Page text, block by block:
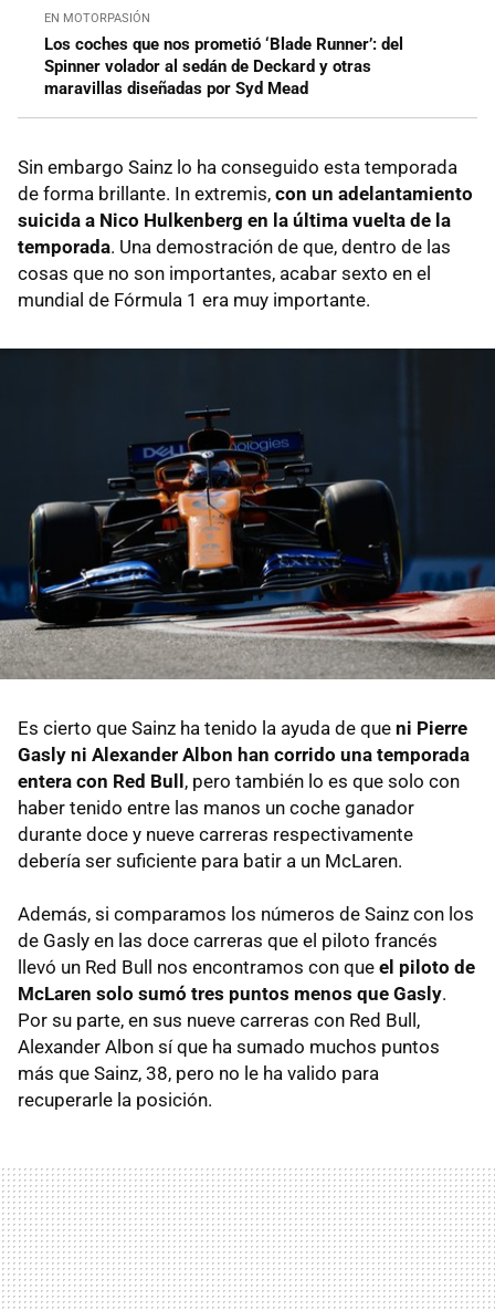
EN MOTORPASIÓN
Los coches que nos prometió ‘Blade Runner’: del
Spinner volador al sedán de Deckard y otras
maravillas diseñadas por Syd Mead
Sin embargo Sainz lo ha conseguido esta temporada
de forma brillante. In extremis, con un adelantamiento
suicida a Nico Hulkenberg en la última vuelta de la
temporada. Una demostración de que, dentro de las
cosas que no son importantes, acabar sexto en el
mundial de Fórmula 1 era muy importante.
Es cierto que Sainz ha tenido la ayuda de que ni Pierre
Gasly ni Alexander Albon han corrido una temporada
entera con Red Bull , pero también lo es que solo con
haber tenido entre las manos un coche ganador
durante doce y nueve carreras respectivamente
debería ser suficiente para batir a un McLaren.
Además, si comparamos los números de Sainz con los
de Gasly en las doce carreras que el piloto francés
llevó un Red Bull nos encontramos con que el piloto de
McLaren solo sumó tres puntos menos que Gasly.
Por su parte, en sus nueve carreras con Red Bull,
Alexander Albon sí que ha sumado muchos puntos
más que Sainz, 38, pero no le ha valido para
recuperarle la posición.